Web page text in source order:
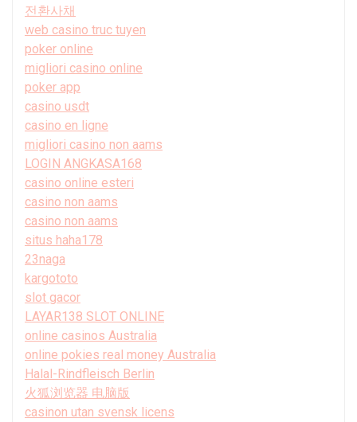
전환사채
web casino truc tuyen
poker online
migliori casino online
poker app
casino usdt
casino en ligne
migliori casino non aams
LOGIN ANGKASA168
casino online esteri
casino non aams
casino non aams
situs haha178
23naga
kargototo
slot gacor
LAYAR138 SLOT ONLINE
online casinos Australia
online pokies real money Australia
Halal-Rindfleisch Berlin
火狐浏览器 电脑版
casinon utan svensk licens